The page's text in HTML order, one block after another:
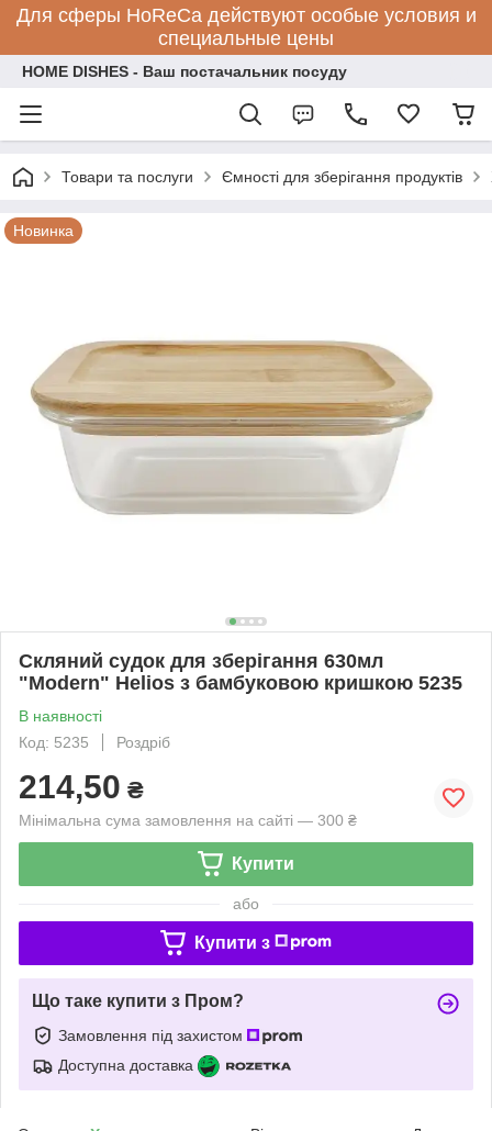
Для сферы HoReCa действуют особые условия и
специальные цены
HOME DISHES - Ваш постачальник посуду
Товари та послуги Ємності для зберігання продуктів
Новинка
Скляний судок для зберігання 630мл
"Modern" Helios з бамбуковою кришкою 5235
В наявності
Код: 5235
Роздріб
214,50 ₴
Мінімальна сума замовлення на сайті — 300 ₴
Купити
або
Купити з
Що таке купити з Пром?
Замовлення під захистом
Доступна доставка